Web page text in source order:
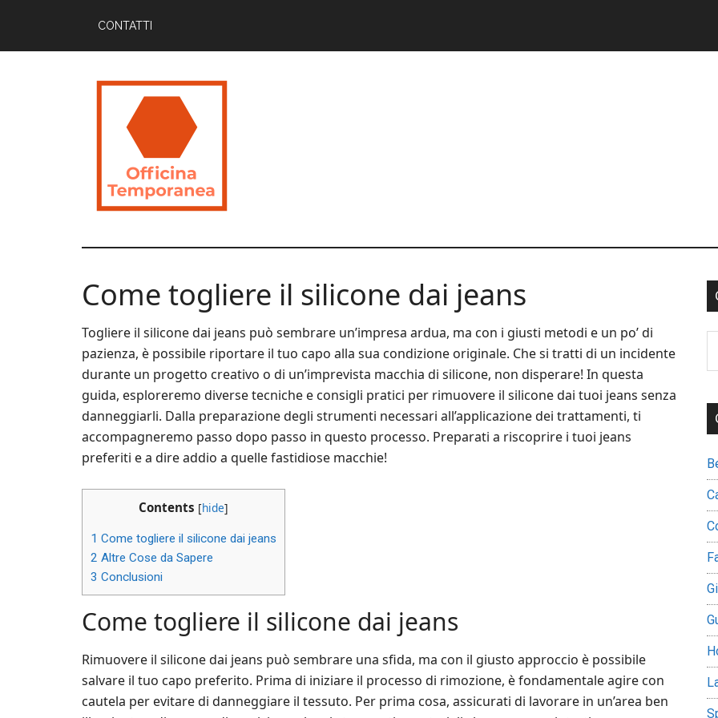
main
primary
footer
CONTATTI
Officina
Temporanea
Utili
Imparare
Come togliere il silicone dai jeans
Togliere il silicone dai jeans può sembrare un’impresa ardua, ma con i giusti metodi e un po’ di
pazienza, è possibile riportare il tuo capo alla sua condizione originale. Che si tratti di un incidente
durante un progetto creativo o di un’imprevista macchia di silicone, non disperare! In questa
guida, esploreremo diverse tecniche e consigli pratici per rimuovere il silicone dai tuoi jeans senza
danneggiarli. Dalla preparazione degli strumenti necessari all’applicazione dei trattamenti, ti
accompagneremo passo dopo passo in questo processo. Preparati a riscoprire i tuoi jeans
preferiti e a dire addio a quelle fastidiose macchie!
Contents [hide]
1 Come togliere il silicone dai jeans
2 Altre Cose da Sapere
3 Conclusioni
Come togliere il silicone dai jeans
Rimuovere il silicone dai jeans può sembrare una sfida, ma con il giusto approccio è possibile
salvare il tuo capo preferito. Prima di iniziare il processo di rimozione, è fondamentale agire con
cautela per evitare di danneggiare il tessuto. Per prima cosa, assicurati di lavorare in un’area ben
...